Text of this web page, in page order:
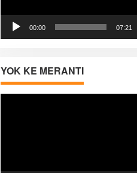
00:00 07:21
YOK KE MERANTI
Pemutar